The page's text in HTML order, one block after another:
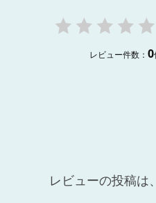
レビュー件数： 0
レビューの投稿は